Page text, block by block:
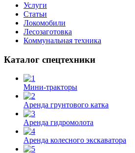
Услуги
Статьи
Локомобили
Лесозаготовка
Коммунальная техника
Каталог спецтехники
Мини-тракторы
Аренда грунтового катка
Аренда гидромолота
Аренда колесного экскаватора